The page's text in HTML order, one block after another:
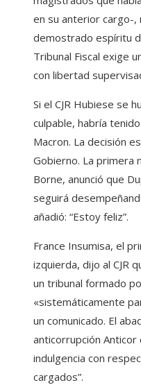
en su anterior cargo-,
demostrado espíritu
Tribunal Fiscal exige
con libertad
Si el CJR Hubiese se
culpable, habría
Macron. La decisión
Gobierno. La primera
Borne, anunció que
seguirá
añadió: “Estoy feliz”.
France Insumisa, el
izquierda, dijo al CJR
un tribunal formado
«sistemáticamente
un comunicado. El
anticorrupción Anticor
indulgencia con
cargados”.